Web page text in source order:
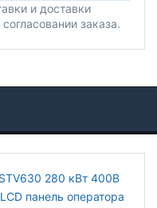
и доставки
заказа.